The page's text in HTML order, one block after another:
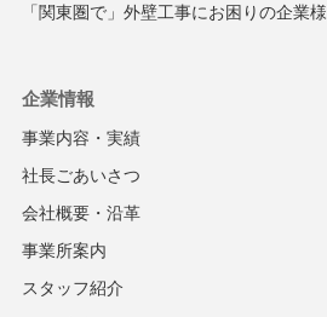
「関東圏で」 外壁工事にお困りの企業様
企業情報
事業内容・実績
社長ごあいさつ
会社概要・沿革
事業所案内
スタッフ紹介